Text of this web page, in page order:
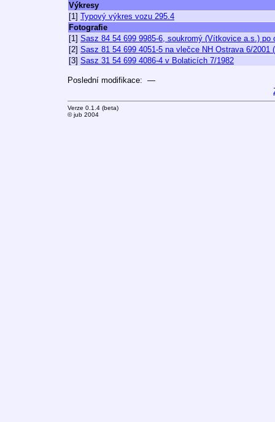
Výkresy
[1] Typový výkres vozu 295.4
Fotografie
[1] Sasz 84 54 699 9985-6, soukromý (Vítkovice a.s.) po
[2] Sasz 81 54 699 4051-5 na vlečce NH Ostrava 6/2001
[3] Sasz 31 54 699 4086-4 v Bolaticích 7/1982
Poslední modifikace: —
Verze 0.1.4 (beta)
© jub 2004